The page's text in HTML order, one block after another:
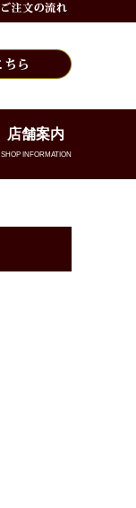
店舗案内
SHOP INFORMATION